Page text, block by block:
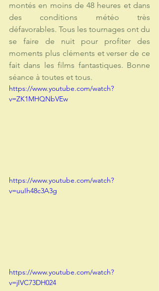
montés en moins de 48 heures et dans
des conditions météo très
défavorables. Tous les tournages ont du
se faire de nuit pour profiter des
moments plus cléments et verser de ce
fait dans les films fantastiques. Bonne
séance à toutes et tous.
https://www.youtube.com/watch?
v=ZK1MHQNbVEw
https://www.youtube.com/watch?
v=uuIh48c3A3g
https://www.youtube.com/watch?
v=jIVC73DH024